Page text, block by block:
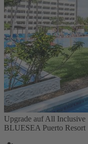
Upgrade auf All Inclusive
BLUESEA Puerto Resort